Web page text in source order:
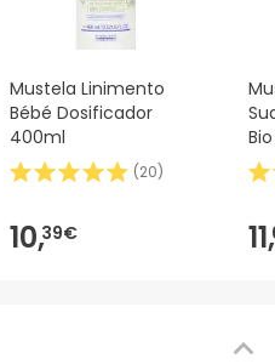
Mustela Linimento
Bébé Dosificador
400ml
(20)
10,39€ 11,